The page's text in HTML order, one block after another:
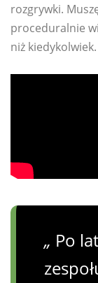
rozgrywki.
proceduralnie
niż kiedykolwiek.
„ Po